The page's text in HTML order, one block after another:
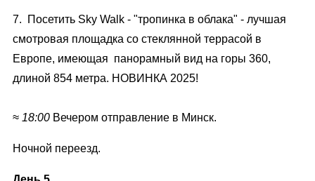
7. Посетить Sky Walk - "тропинка в облака" - лучшая
смотровая площадка со стеклянной террасой в
Европе, имеющая панорамный вид на горы 360,
длиной 854 метра. НОВИНКА 2025!
≈ 18:00 Вечером отправление в Минск.
Ночной переезд.